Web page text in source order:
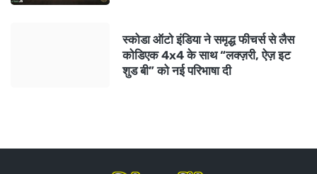
स्कोडा ऑटो इंडिया ने समृद्ध फीचर्स से लैस
कोडिएक 4x4 के साथ “लक्ज़री, ऐज़ इट
शुड बी” को नई परिभाषा दी